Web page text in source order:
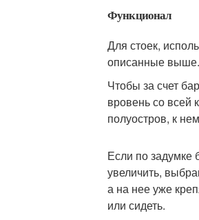
Функционал
Для стоек,
описанные выше.
Чтобы за счет
вровень со всей
полуостров, к
Если по задумке
увеличить,
а на нее уже
или сидеть.